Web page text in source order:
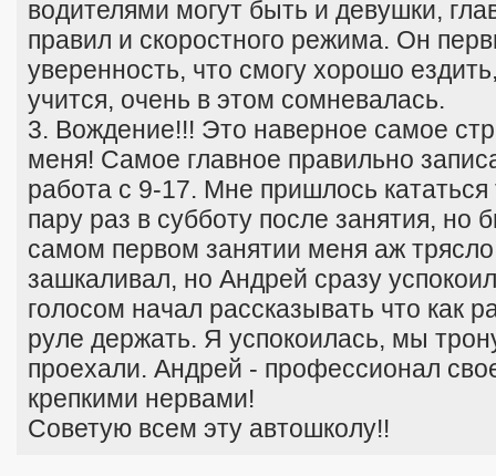
водителями могут быть и девушки,
правил и скоростного режима. Он
уверенность, что смогу хорошо
учится, очень в этом сомневалась.
3. Вождение!!! Это наверное самое
меня! Самое главное правильно
работа с 9-17. Мне пришлось кататься
пару раз в субботу после занятия,
самом первом занятии меня аж
зашкаливал, но Андрей сразу
голосом начал рассказывать что как
руле держать. Я успокоилась, мы
проехали. Андрей - профессионал
крепкими нервами!
Советую всем эту автошколу!!